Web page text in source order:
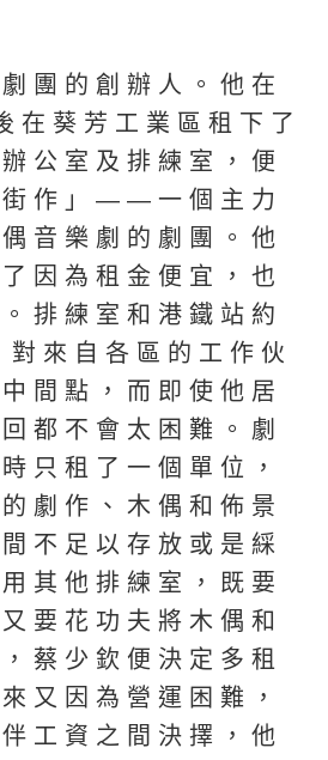
團的創辦人。他在
在葵芳工業區租下了
公室及排練室，便
街作」——一個主力
音樂劇的劇團。他
因為租金便宜，也
排練室和港鐵站約
來自各區的工作伙
間點，而即使他居
都不會太困難。劇
只租了一個單位，
劇作、木偶和佈景
不足以存放或是綵
其他排練室，既要
要花功夫將木偶和
蔡少欽便決定多租
又因為營運困難，
工資之間決擇，他